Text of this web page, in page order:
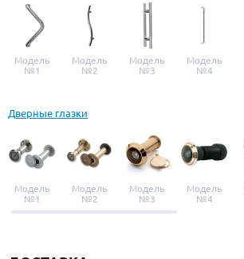
Модель
№1
Модель
№2
Модель
№3
Модель
№4
Дверные глазки
Модель
№1
Модель
№2
Модель
№3
Модель
№4